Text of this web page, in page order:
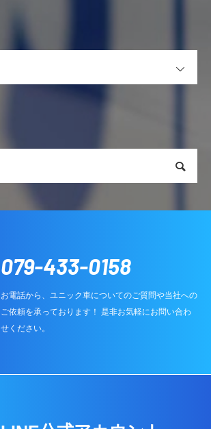
079-433-0158
お電話から、ユニック車についてのご質問や当社への
ご依頼を承っております！ 是非お気軽にお問い合わ
せください。